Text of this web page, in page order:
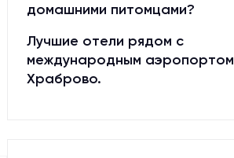
Усадьба
от7 000₽
домашними питомцами?
Лучшие отели рядом с
международным аэропортом
Храброво.